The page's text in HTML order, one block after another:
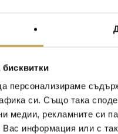
персонализираме
си. Също така
медии, рекламните си
Вас информация или с
Иван
2020-